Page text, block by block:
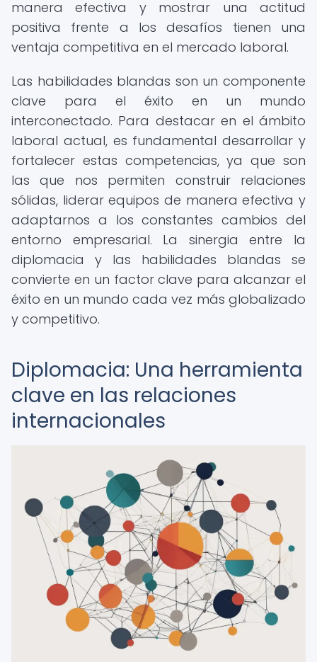
manera efectiva y mostrar una actitud
positiva frente a los desafíos tienen una
ventaja competitiva en el mercado laboral.
Las habilidades blandas son un componente
clave para el éxito en un mundo
interconectado. Para destacar en el ámbito
laboral actual, es fundamental desarrollar y
fortalecer estas competencias, ya que son
las que nos permiten construir relaciones
sólidas, liderar equipos de manera efectiva y
adaptarnos a los constantes cambios del
entorno empresarial. La sinergia entre la
diplomacia y las habilidades blandas se
convierte en un factor clave para alcanzar el
éxito en un mundo cada vez más globalizado
y competitivo.
Diplomacia: Una herramienta
clave en las relaciones
internacionales